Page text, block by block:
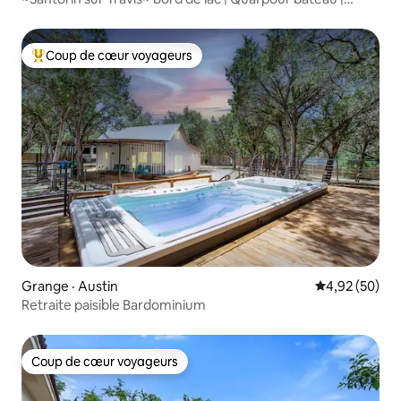
Coup de cœur voyageurs parmi les plus aimés
Coup de cœur voyageurs
Grange · Austin Note
4,92 (50)
Retraite paisible Bardominium
Coup de cœur voyageurs
Coup de cœur voyageurs